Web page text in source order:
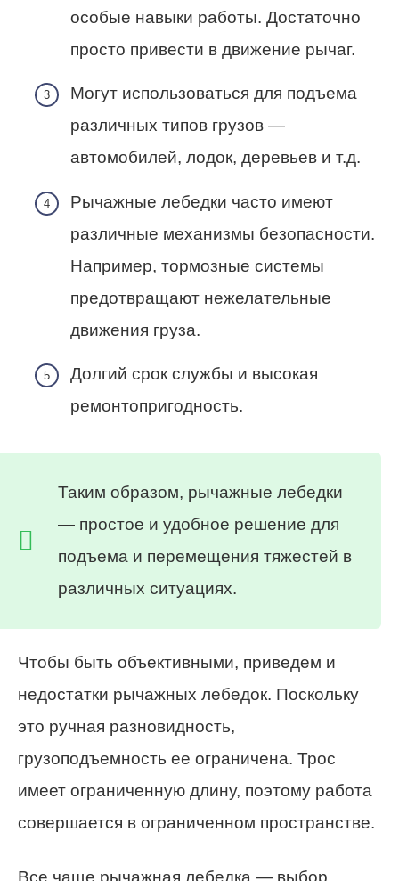
особые навыки работы. Достаточно
просто привести в движение рычаг.
Могут использоваться для подъема
различных типов грузов —
автомобилей, лодок, деревьев и т.д.
Рычажные лебедки часто имеют
различные механизмы безопасности.
Например, тормозные системы
предотвращают нежелательные
движения груза.
Долгий срок службы и высокая
ремонтопригодность.
Таким образом, рычажные лебедки
— простое и удобное решение для
подъема и перемещения тяжестей в
различных ситуациях.
Чтобы быть объективными, приведем и
недостатки рычажных лебедок. Поскольку
это ручная разновидность,
грузоподъемность ее ограничена. Трос
имеет ограниченную длину, поэтому работа
совершается в ограниченном пространстве.
Все чаще рычажная лебедка — выбор